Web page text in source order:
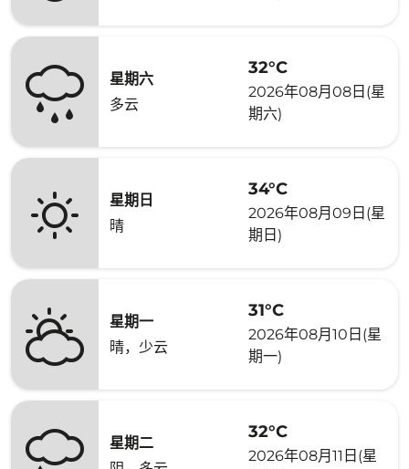
星期六
多云
32°C
2026年08月08日(星
期六)
星期日
晴
34°C
2026年08月09日(星
期日)
星期一
晴，少云
31°C
2026年08月10日(星
期一)
星期二
32°C
2026年08月11日(星